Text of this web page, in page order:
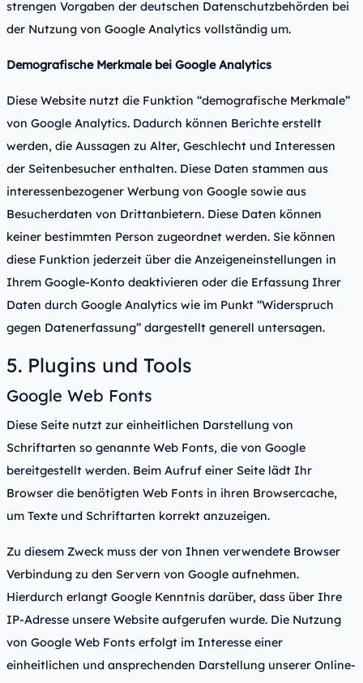
strengen Vorgaben der deutschen Datenschutzbehörden bei
der Nutzung von Google Analytics vollständig um.
Demografische Merkmale bei Google Analytics
Diese Website nutzt die Funktion “demografische Merkmale”
von Google Analytics. Dadurch können Berichte erstellt
werden, die Aussagen zu Alter, Geschlecht und Interessen
der Seitenbesucher enthalten. Diese Daten stammen aus
interessenbezogener Werbung von Google sowie aus
Besucherdaten von Drittanbietern. Diese Daten können
keiner bestimmten Person zugeordnet werden. Sie können
diese Funktion jederzeit über die Anzeigeneinstellungen in
Ihrem Google-Konto deaktivieren oder die Erfassung Ihrer
Daten durch Google Analytics wie im Punkt “Widerspruch
gegen Datenerfassung” dargestellt generell untersagen.
5. Plugins und Tools
Google Web Fonts
Diese Seite nutzt zur einheitlichen Darstellung von
Schriftarten so genannte Web Fonts, die von Google
bereitgestellt werden. Beim Aufruf einer Seite lädt Ihr
Browser die benötigten Web Fonts in ihren Browsercache,
um Texte und Schriftarten korrekt anzuzeigen.
Zu diesem Zweck muss der von Ihnen verwendete Browser
Verbindung zu den Servern von Google aufnehmen.
Hierdurch erlangt Google Kenntnis darüber, dass über Ihre
IP-Adresse unsere Website aufgerufen wurde. Die Nutzung
von Google Web Fonts erfolgt im Interesse einer
einheitlichen und ansprechenden Darstellung unserer Online-